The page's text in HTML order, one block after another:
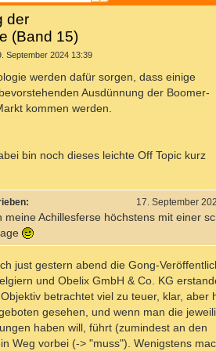
der
(Band 15)
September 2024 13:39
werden dafür sorgen, dass einige
Ausdünnung der Boomer-
kommen werden.
bin noch dieses leichte Off Topic kurz
17. September
meine Achillesferse höchstens mit einer
just gestern abend die Gong-
und Obelix GmbH & Co. KG
betrachtet viel zu teuer, klar, aber
gesehen, und wenn man die
haben will, führt (zumindest an den
Weg vorbei (-> "muss"). Wenigstens